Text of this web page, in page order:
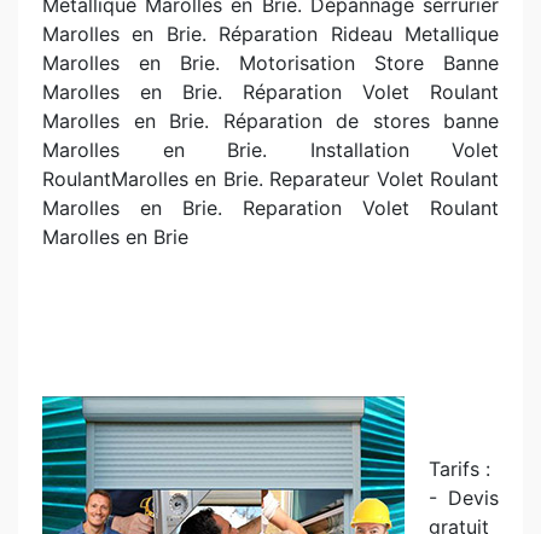
Metallique Marolles en Brie. Dépannage serrurier
Marolles en Brie. Réparation Rideau Metallique
Marolles en Brie. Motorisation Store Banne
Marolles en Brie. Réparation Volet Roulant
Marolles en Brie. Réparation de stores banne
Marolles en Brie. Installation Volet
RoulantMarolles en Brie. Reparateur Volet Roulant
Marolles en Brie. Reparation Volet Roulant
Marolles en Brie
Tarifs :
- Devis
gratuit